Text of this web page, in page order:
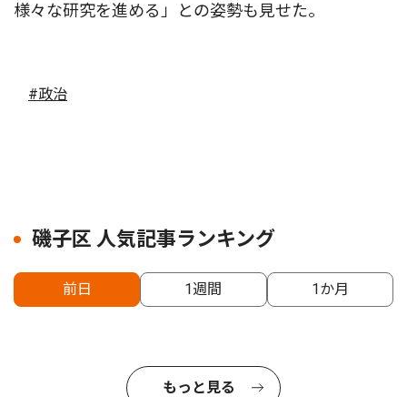
様々な研究を進める」との姿勢も見せた。
#政治
磯子区 人気記事ランキング
前日 1週間 1か月
もっと見る